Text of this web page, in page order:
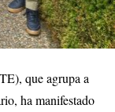
que agrupa a
ha manifestado